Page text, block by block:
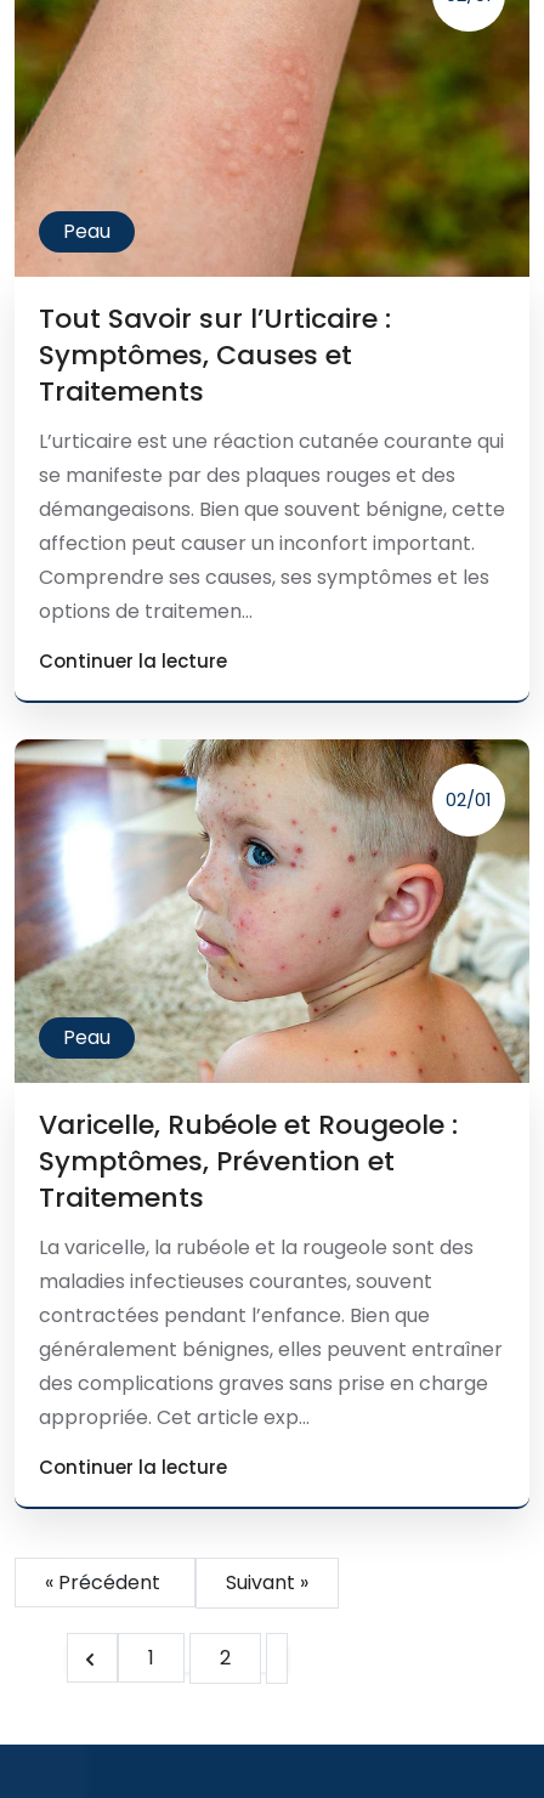
Peau
Tout Savoir sur l’Urticaire :
Symptômes, Causes et
Traitements
L’urticaire est une réaction cutanée courante qui
se manifeste par des plaques rouges et des
démangeaisons. Bien que souvent bénigne, cette
affection peut causer un inconfort important.
Comprendre ses causes, ses symptômes et les
options de traitemen...
Continuer la lecture
02/01
Peau
Varicelle, Rubéole et Rougeole :
Symptômes, Prévention et
Traitements
La varicelle, la rubéole et la rougeole sont des
maladies infectieuses courantes, souvent
contractées pendant l’enfance. Bien que
généralement bénignes, elles peuvent entraîner
des complications graves sans prise en charge
appropriée. Cet article exp...
Continuer la lecture
« Précédent Suivant »
1 2